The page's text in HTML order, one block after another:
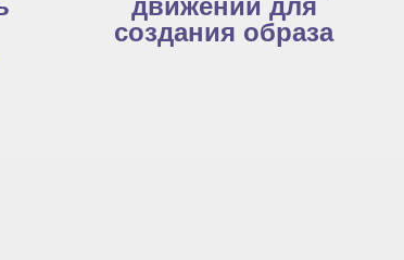
движений для
создания образа